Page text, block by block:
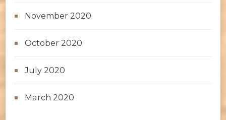
November 2020
October 2020
July 2020
March 2020